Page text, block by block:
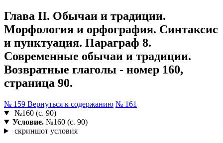
Глава II. Обычаи и традиции.
Морфология и орфография. Синтаксис
и пунктуация. Параграф 8.
Современные обычаи и традиции.
Возвратные глаголы - номер 160,
страница 90.
№ 159 Вернуться к содержанию № 161
№160 (с. 90)
Условие.№160 (с. 90)
скриншот условия